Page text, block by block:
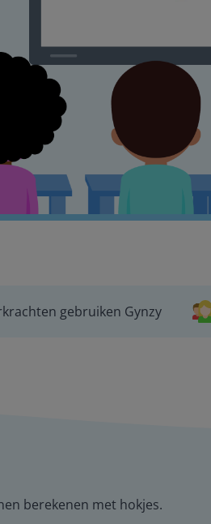
gebruiken Gynzy
berekenen met hokjes.